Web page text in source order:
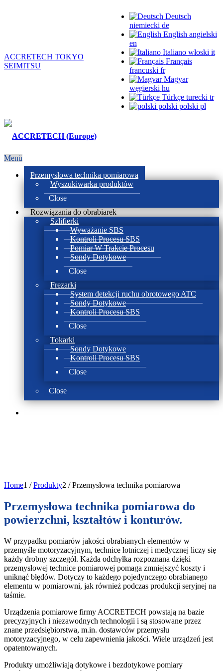
Deutsch
niemiecki de
English angielski
en
Italiano włoski it
Français
francuski fr
Magyar
węgierski hu
Türkçe turecki tr
polski polski pl
ACCRETECH TOKYO
SEIMITSU
Menü
Przemysłowa technika pomiarowa
Wyszukiwarka produktów
Close
Rozwiązania do obrabiarek
Szlifierki
Wyważanie SBS
Kontroli Procesu SBS
Pomiar W Trakcie Procesu
Sondy Dotykowe
Close
Frezarki
System detekcji ruchu obrotowego ATC
Sondy Dotykowe
Kontroli Procesu SBS
Close
Tokarki
Sondy Dotykowe
Kontroli Procesu SBS
Close
Close
Home1 / Produkty2 / Przemysłowa technika pomiarowa
Przemysłowa technika pomiarowa do
powierzchni, kształtów i konturów.
W przypadku pomiarów jakości obrabianych elementów w
przemyśle motoryzacyjnym, technice lotniczej i medycznej liczy się
każdy drobny szczegół. Każda odchyłka rozpoznana dzięki
przemysłowej technice pomiarowej pomaga zmniejszyć koszty i
uniknąć błędów. Dotyczy to każdego pojedynczego obrabianego
elementu w pomiarowni, jak również podczas produkcji seryjnej na
taśmie.
Urządzenia pomiarowe firmy ACCRETECH powstają na bazie
precyzyjnych i niezawodnych technologii i są stosowane przez
znane przedsiębiorstwa, m.in. dostawców przemysłu
motoryzacyjnego, w celu zapewnienia jakości. Wiele urządzeń jest
opatentowanych.
Produkty umożliwiają dotykowe i bezdotykowe pomiary